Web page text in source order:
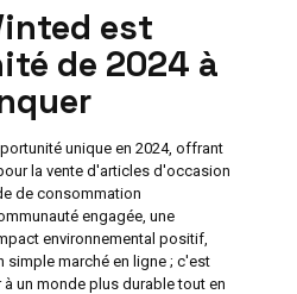
est
de 2024 à
unique en 2024, offrant
la vente d'articles d'occasion
de consommation
engagée, une
environnemental positif,
simple marché en ligne ; c'est
un monde plus durable tout en